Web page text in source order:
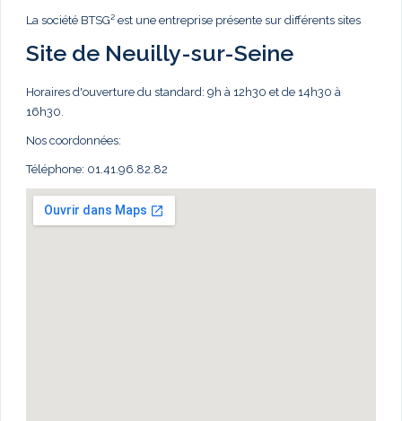
La société BTSG² est une entreprise présente sur différents sites
Site de Neuilly-sur-Seine
Horaires d'ouverture du standard: 9h à 12h30 et de 14h30 à
16h30.
Nos coordonnées:
Téléphone: 01.41.96.82.82